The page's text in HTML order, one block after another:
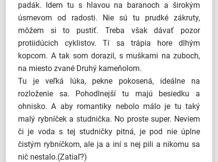
padák. Idem tu s hlavou na baranoch a širokým
úsmevom od radosti. Nie sú tu prudké zákruty,
môžem si to pustiť. Treba však dávať pozor
protiidúcich cyklistov. Tí sa trápia hore dlhým
kopcom. A tak som dorazil, s muškami na zuboch,
na miesto zvané Druhý kameňolom.
Tu je veľká lúka, pekne pokosená, ideálne na
rozloženie sa. Pohodlnejší tu majú besiedku a
ohnisko. A aby romantiky nebolo málo je tu taký
malý rybníček a studnička. No proste super. Neviem
či je voda s tej studničky pitná, je pod nie úplne
čistým rybníčkom, ale ja a iní s nej pili a nikomu sa
nič nestalo.(Zatiaľ?)